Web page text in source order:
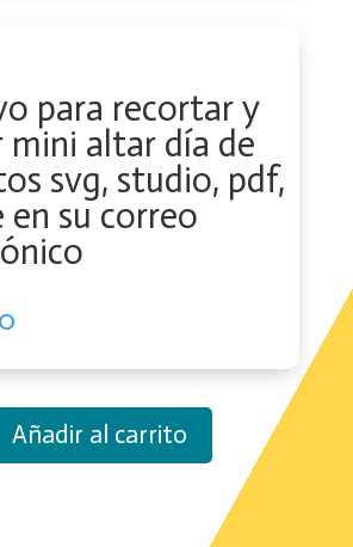
para recortar y
mini altar día de
svg, studio, pdf,
en su correo
Añadir al carrito